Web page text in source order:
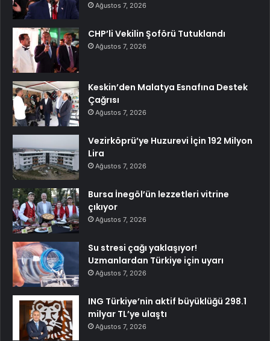
Ağustos 7, 2026
CHP’li Vekilin Şoförü Tutuklandı
Ağustos 7, 2026
Keskin’den Malatya Esnafına Destek
Çağrısı
Ağustos 7, 2026
Vezirköprü’ye Huzurevi İçin 192 Milyon
Lira
Ağustos 7, 2026
Bursa İnegöl’ün lezzetleri vitrine
çıkıyor
Ağustos 7, 2026
Su stresi çağı yaklaşıyor!
Uzmanlardan Türkiye için uyarı
Ağustos 7, 2026
ING Türkiye’nin aktif büyüklüğü 298.1
milyar TL’ye ulaştı
Ağustos 7, 2026